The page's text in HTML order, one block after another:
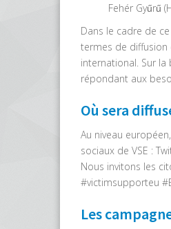
Fehér Gyűrű
Dans le cadre de
termes de diffusion
international. Sur
répondant aux
Où sera
Au niveau
sociaux de VSE :
Nous invitons les
#victimsupporteu
Les